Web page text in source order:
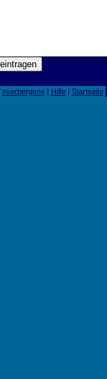
»verbergen«| Hilfe| Startseite